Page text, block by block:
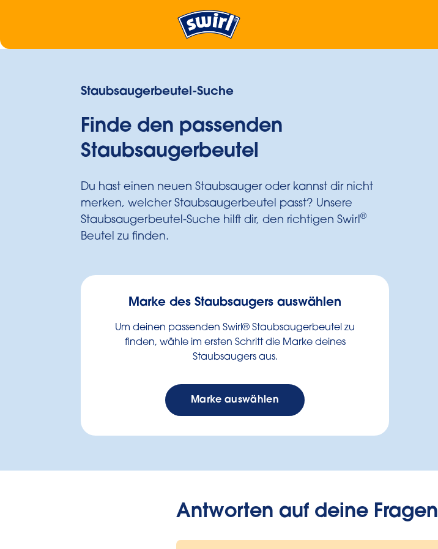
Staubsaugerbeutel-Suche
Finde den passenden
Staubsaugerbeutel
Du hast einen neuen Staubsauger oder kannst dir nicht
merken, welcher Staubsaugerbeutel passt? Unsere
Staubsaugerbeutel-Suche hilft dir, den richtigen Swirl®
Beutel zu finden.
Marke des Staubsaugers auswählen
Um deinen passenden Swirl® Staubsaugerbeutel zu
finden, wähle im ersten Schritt die Marke deines
Staubsaugers aus.
Marke auswählen
Antworten auf deine Fragen